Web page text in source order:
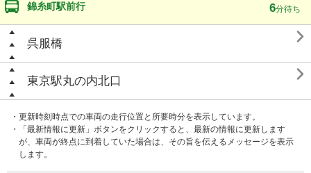
錦糸町駅前行 6分待ち
呉服橋 
東京駅丸の内北口 
・更新時刻時点での車両の走行位置と所要時分を表示しています。
・「最新情報に更新」ボタンをクリックすると、最新の情報に更新します
が、車両が終点に到着していた場合は、その旨を伝えるメッセージを表示
します。